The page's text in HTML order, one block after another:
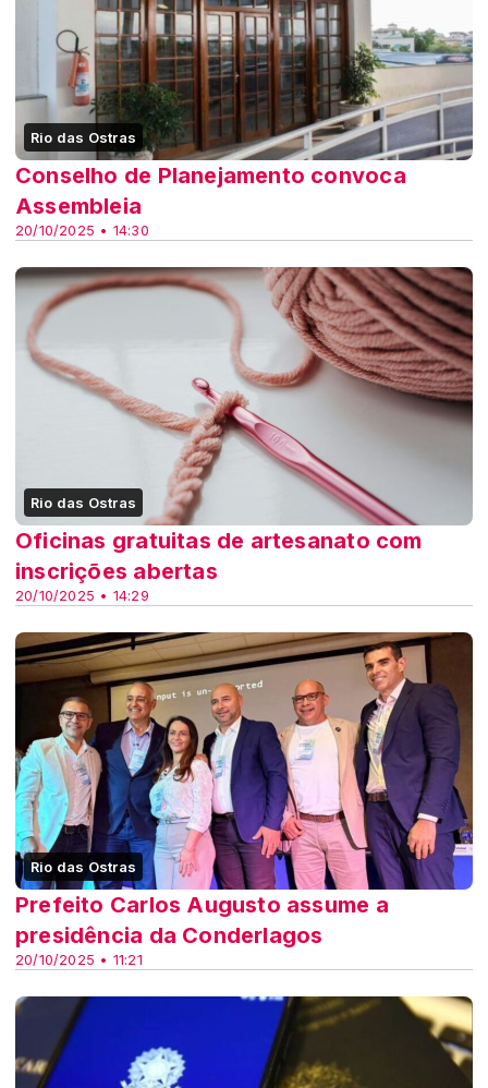
Rio das Ostras
20/10/2025 • 14:30
Conselho de Planejamento convoca
Assembleia
Rio das Ostras
20/10/2025 • 14:29
Oficinas gratuitas de artesanato com
inscrições abertas
Rio das Ostras
20/10/2025 • 11:21
Prefeito Carlos Augusto assume a
presidência da Conderlagos